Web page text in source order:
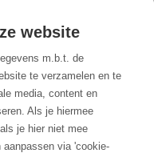
website
m.b.t. de
te verzamelen en te
media, content en
Als je hiermee
je hier niet mee
via 'cookie-